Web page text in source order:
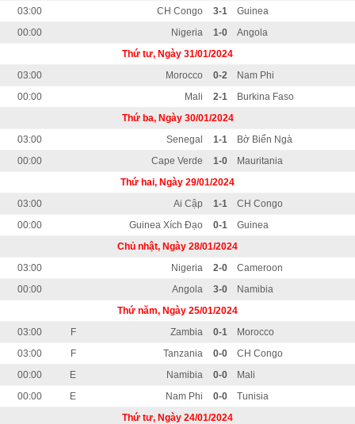
03:00
CH Congo 3-1
Guinea
00:00
Nigeria 1-0
Angola
Thứ tư, Ngày 31/01/2024
03:00
Morocco 0-2
Nam Phi
00:00
Mali 2-1
Burkina Faso
Thứ ba, Ngày 30/01/2024
03:00
Senegal 1-1
Bờ Biển Ngà
00:00
Cape Verde 1-0
Mauritania
Thứ hai, Ngày 29/01/2024
03:00
Ai Cập 1-1
CH Congo
00:00
Guinea Xích Đạo 0-1
Guinea
Chủ nhật, Ngày 28/01/2024
03:00
Nigeria 2-0
Cameroon
00:00
Angola 3-0
Namibia
Thứ năm, Ngày 25/01/2024
03:00
F Zambia 0-1
Morocco
03:00
F Tanzania 0-0
CH Congo
00:00
E Namibia 0-0
Mali
00:00
E Nam Phi 0-0
Tunisia
Thứ tư, Ngày 24/01/2024